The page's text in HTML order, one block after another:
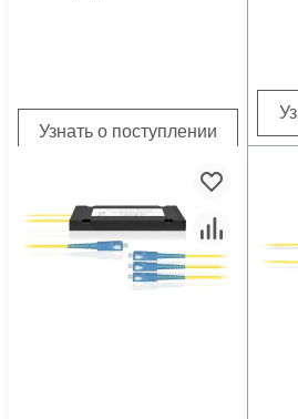
Узнать о поступлении